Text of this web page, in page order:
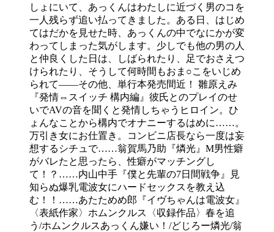
しょにいて、あっくんはわたしに近づく男のコを
一人残らず追い払ってきました。ある日、はじめ
てはだかを見せた時、あっくんの中でなにかが変
わってしまった気がします。少しでも他の男の人
と仲良くした日は、しばられたり、足でおさえつ
けられたり、そうして何時間もおま○こをいじめ
られて――その他、単行本発売間近！ 雛原えみ
『発情⇔スイッチ 構内編』彼氏とのプレイのせ
いでAVの音を聞くと発情しちゃうヒロイン。ひ
ょんなことから構内でオナニーするはめに……。
万引き女にお仕置き。コンビニ店長なら一度は妄
想するシチュで……翁賀馬乃助『燐光』M男性癖
がバレたと思ったら、性癖がマッチングし
て！？……内山中手『僕と先輩の7日間戦争』見
知らぬ爆乳電波女にハードセックスを教え込
む！！……あたためめ郎『イヴちゃんは電波女』
〈表紙作家〉ホムンクルス〈収録作品〉春を追
う/ホムンクルスあっくん嫌い！/どじろー燐光/翁